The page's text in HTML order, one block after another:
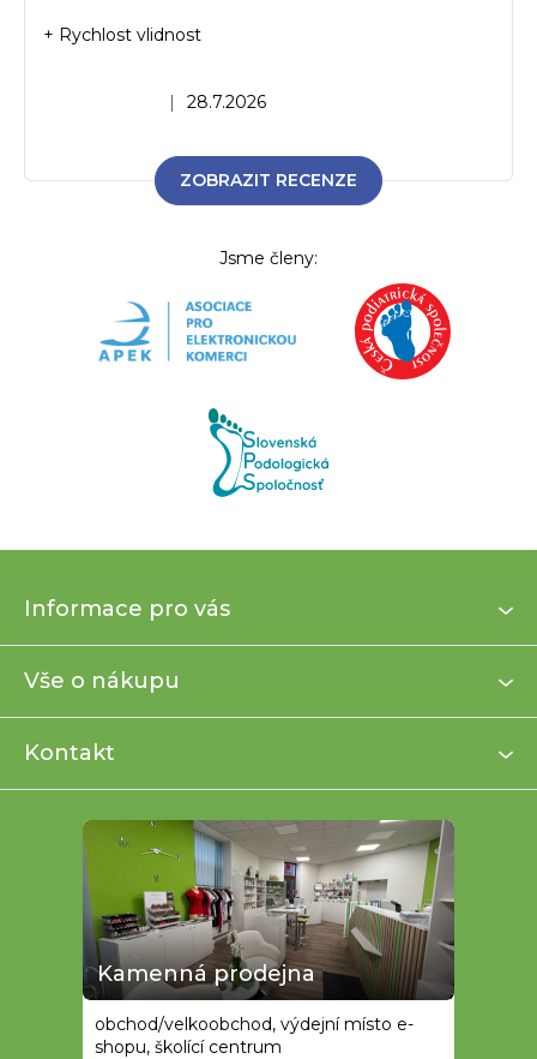
Hodnocení obchodu je 5 z 5 hvězdiček.
| 28.7.2026
+ Rychlost vlidnost
ZOBRAZIT RECENZE
Jsme členy:
p
t
Informace pro vás
Vše o nákupu
Kontakt
Kamenná prodejna
obchod/velkoobchod, výdejní místo e-
shopu, školící centrum